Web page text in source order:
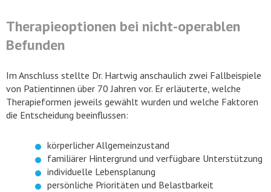
Therapieoptionen bei nicht-operablen
Befunden
Im Anschluss stellte Dr. Hartwig anschaulich zwei Fallbeispiele
von Patientinnen über 70 Jahren vor. Er erläuterte, welche
Therapieformen jeweils gewählt wurden und welche Faktoren
die Entscheidung beeinflussen:
körperlicher Allgemeinzustand
familiärer Hintergrund und verfügbare Unterstützung
individuelle Lebensplanung
persönliche Prioritäten und Belastbarkeit